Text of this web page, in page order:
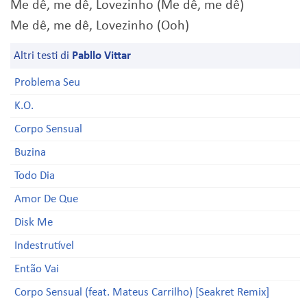
Me dê, me dê, Lovezinho (Me dê, me dê)
Me dê, me dê, Lovezinho (Ooh)
Altri testi di Pabllo Vittar
Problema Seu
K.O.
Corpo Sensual
Buzina
Todo Dia
Amor De Que
Disk Me
Indestrutível
Então Vai
Corpo Sensual (feat. Mateus Carrilho) [Seakret Remix]